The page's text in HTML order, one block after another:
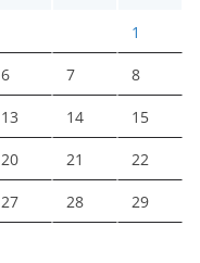
1
6 7 8
13 14 15
20 21 22
27 28 29